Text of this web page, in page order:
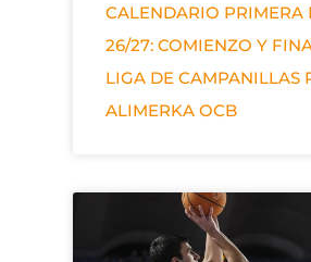
CALENDARIO PRIMERA
26/27: COMIENZO Y
LIGA DE CAMPANILLAS
ALIMERKA OCB